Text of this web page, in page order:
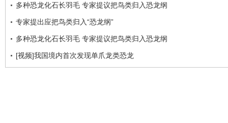
多种恐龙化石长羽毛 专家提议把鸟类归入恐龙纲
专家提出应把鸟类归入“恐龙纲”
多种恐龙化石长羽毛 专家提议把鸟类归入恐龙纲
[视频]我国境内首次发现单爪龙类恐龙